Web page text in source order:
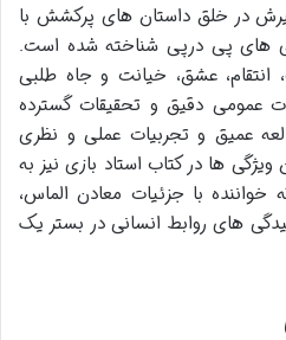
در خلق داستان های پرکشش با
های پی درپی شناخته شده است.
انتقام، عشق، خیانت و جاه طلبی
عمومی دقیق و تحقیقات گسترده
عمیق و تجربیات عملی و نظری
ویژگی ها در کتاب استاد بازی نیز به
با جزئیات معادن الماس،
های روابط انسانی در بستر یک